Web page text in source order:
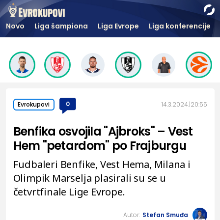
Novo Liga šampiona Liga Evrope Liga konferencije
Evrokupovi 0 14.3.2024. 20:55
Benfika osvojila "Ajbroks" – Vest
Hem "petardom" po Frajburgu
Fudbaleri Benfike, Vest Hema, Milana i
Olimpik Marselja plasirali su se u
četvrtfinale Lige Evrope.
Autor: Stefan Smuđa